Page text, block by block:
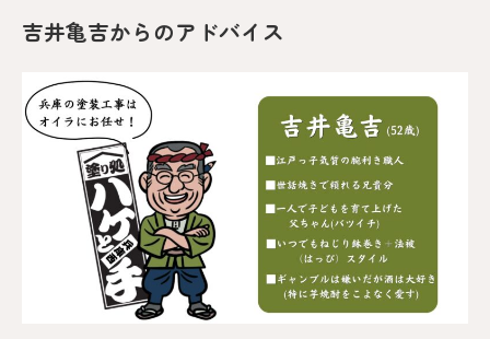
吉井亀吉からのアドバイス